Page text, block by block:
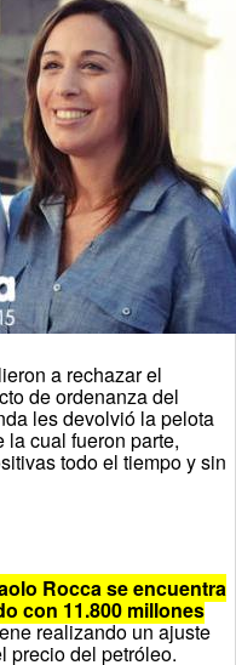
a rechazar el
de ordenanza del
les devolvió la pelota
cual fueron parte,
todo el tiempo y sin
Rocca se encuentra
con 11.800 millones
realizando un ajuste
precio del petróleo.